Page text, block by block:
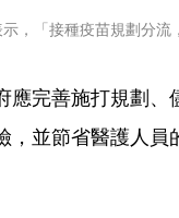
，「接種疫苗規劃分流
應完善施打規劃
，並節省醫護人